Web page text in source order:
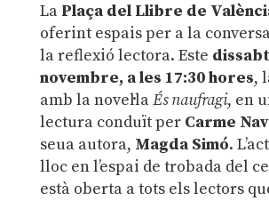
La Plaça del Llibre de
oferint espais per a la
la reflexió lectora. Este
novembre, a les 17:30 hores,
amb la novel·laÉs naufragi, en
lectura conduït per Carme
seua autora, Magda Simó.
lloc en l’espai de trobada del
està oberta a tots els lectors